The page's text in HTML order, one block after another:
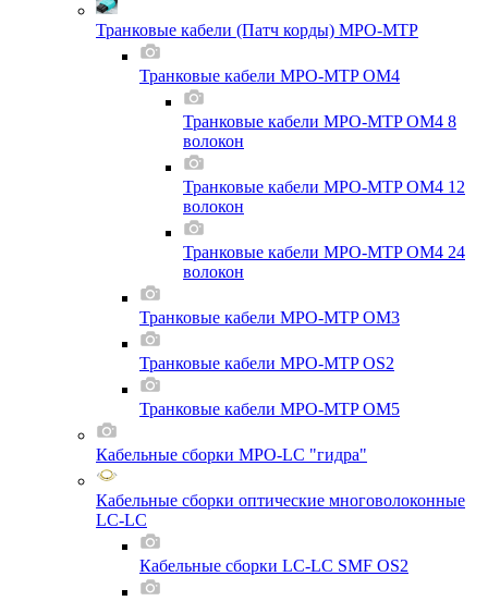
Транковые кабели (Патч корды) MPO-MTP
Транковые кабели MPO-MTP OM4
Транковые кабели MPO-MTP OM4 8
волокон
Транковые кабели MPO-MTP OM4 12
волокон
Транковые кабели MPO-MTP OM4 24
волокон
Транковые кабели MPO-MTP OM3
Транковые кабели MPO-MTP OS2
Транковые кабели MPO-MTP OM5
Кабельные сборки MPO-LC "гидра"
Кабельные сборки оптические многоволоконные
LC-LC
Кабельные сборки LC-LC SMF OS2